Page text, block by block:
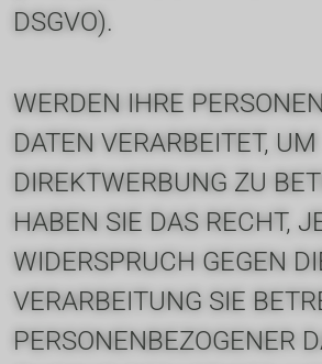
DSGVO).
WERDEN IHRE
DATEN VERARBEITET, UM
DIREKTWERBUNG ZU
HABEN SIE DAS RECHT,
WIDERSPRUCH GEGEN
VERARBEITUNG SIE
PERSONENBEZOGENER